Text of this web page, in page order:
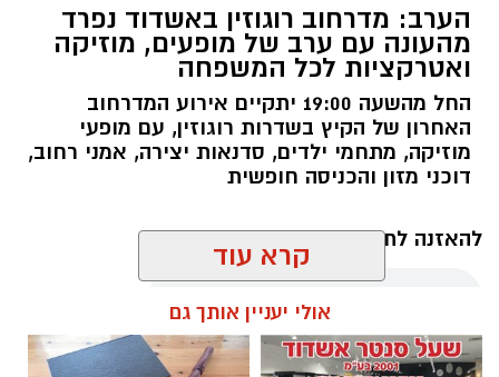
צילום טוביה סגל
ריטה ושירי מימון
, שתי מהזמרות הבולטות
בישראל, שנפגשו על במה אחת בהפקת מקור
ביצעה את להיטיה האהובים ובהם "עטוף ברחמים",
"מחכה", "בוא", "קחי לך" ו"אני חיה לי מיום ליום",
הערב: מדרחוב רוגוזין באשדוד נפרד
מהעונה עם ערב של מופעים, מוזיקה
ואטרקציות לכל המשפחה
החל מהשעה 19:00 יתקיים אירוע המדרחוב
האחרון של הקיץ בשדרות רוגוזין, עם מופעי
מוזיקה, מתחמי ילדים, סדנאות יצירה, אמני רחוב,
דוכני מזון והכניסה חופשית
להאזנה לתוכן:
עופר אשטוקר / 11:52 06.08.26
קרא עוד
אולי יעניין אותך גם